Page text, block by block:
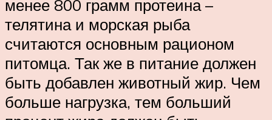
менее 800 грамм протеина –
телятина и морская рыба
считаются основным рационом
питомца. Так же в питание должен
быть добавлен животный жир. Чем
больше нагрузка, тем больший